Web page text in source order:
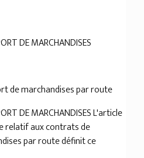
DE MARCHANDISES
de marchandises par route
DE MARCHANDISES L'article
relatif aux contrats de
par route définit ce